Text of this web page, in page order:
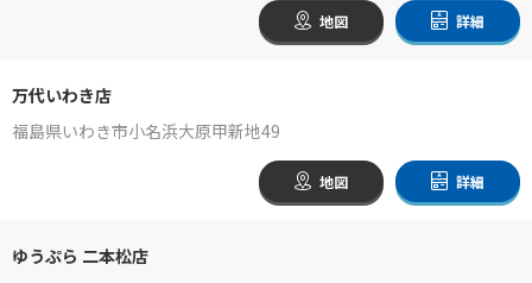
地図 詳細
万代いわき店
福島県いわき市小名浜大原甲新地49
地図 詳細
ゆうぷら 二本松店